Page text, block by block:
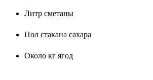
Литр сметаны
Пол стакана сахара
Около кг ягод